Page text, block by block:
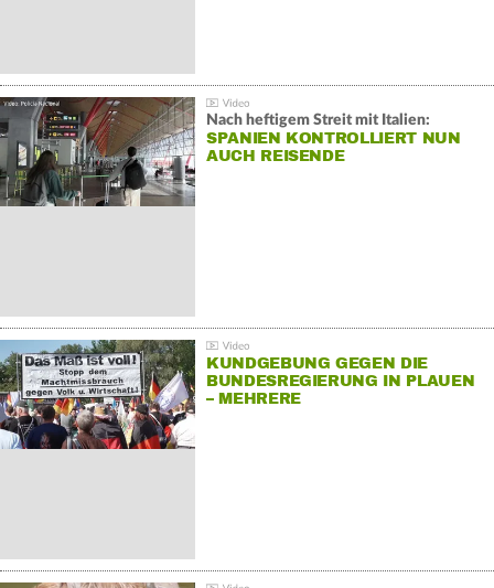
Nach heftigem Streit mit Italien:
SPANIEN KONTROLLIERT NUN
AUCH REISENDE
KUNDGEBUNG GEGEN DIE
BUNDESREGIERUNG IN PLAUEN
– MEHRERE